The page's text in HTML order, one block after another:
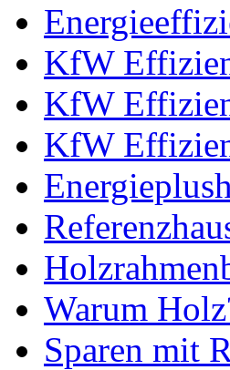
KfW
KfW
KfW
Warum
Sparen mit